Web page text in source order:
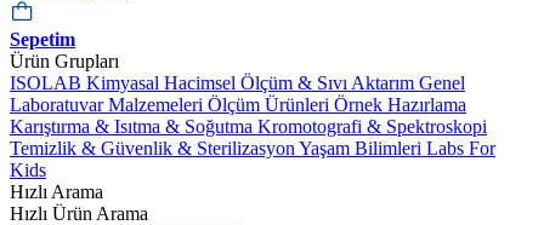
Sepetim
Ürün Grupları
ISOLAB Kimyasal Hacimsel Ölçüm & Sıvı Aktarım Genel
Laboratuvar Malzemeleri Ölçüm Ürünleri Örnek Hazırlama
Karıştırma & Isıtma & Soğutma Kromotografi & Spektroskopi
Temizlik & Güvenlik & Sterilizasyon Yaşam Bilimleri Labs For
Kids
Hızlı Arama
Hızlı Ürün Arama